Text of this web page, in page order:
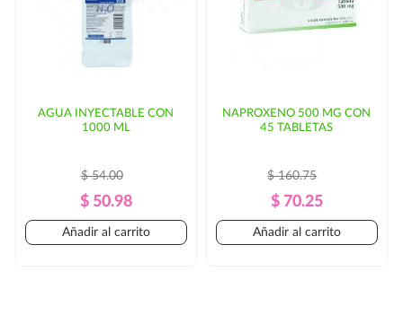
AGUA INYECTABLE CON
1000 ML
Precio
Regular
$ 54.00
Precio
$ 50.98
Añadir al carrito
NAPROXENO 500 MG CON
45 TABLETAS
Precio
Regular
$ 160.75
Precio
$ 70.25
Añadir al carrito